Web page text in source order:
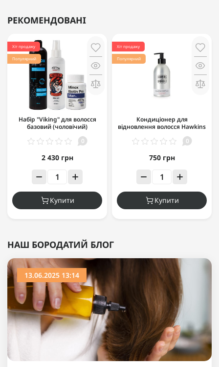
РЕКОМЕНДОВАНІ
Хіт продажу
Популярний
Набір "Viking" для волосся
базовий (чоловічий)
0
2 430 грн
Купити
Хіт продажу
Популярний
Кондиціонер для
відновлення волосся Hawkins
Conditioner 300 мл
0
750 грн
Купити
НАШ БОРОДАТИЙ БЛОГ
13.06.2025 13:14